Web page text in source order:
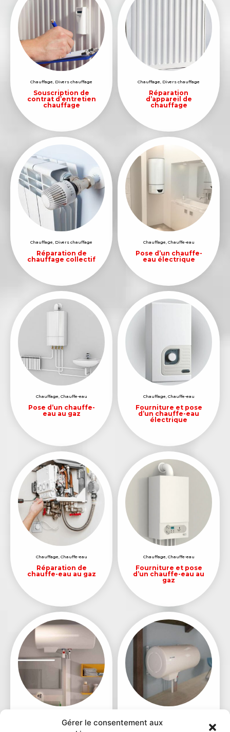
Gérer le consentement aux
Chauffage, Divers chauffage
Souscription de
contrat d’entretien
chauffage
Chauffage, Divers chauffage
Réparation
d’appareil de
chauffage
Chauffage, Divers chauffage
Réparation de
chauffage collectif
Chauffage, Chauffe-eau
Pose d’un chauffe-
eau électrique
Chauffage, Chauffe-eau
Pose d’un chauffe-
eau au gaz
Chauffage, Chauffe-eau
Fourniture et pose
d’un chauffe-eau
électrique
Chauffage, Chauffe-eau
Réparation de
chauffe-eau au gaz
Chauffage, Chauffe-eau
Fourniture et pose
d’un chauffe-eau au
gaz
Fourniture et pose
Installation ballon